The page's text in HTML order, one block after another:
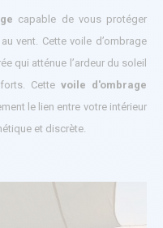
capable de vous protéger
vent. Cette voile d’ombrage
qui atténue l’ardeur du soleil
Cettevoile d'ombrage
le lien entre votre intérieur
et discrète.